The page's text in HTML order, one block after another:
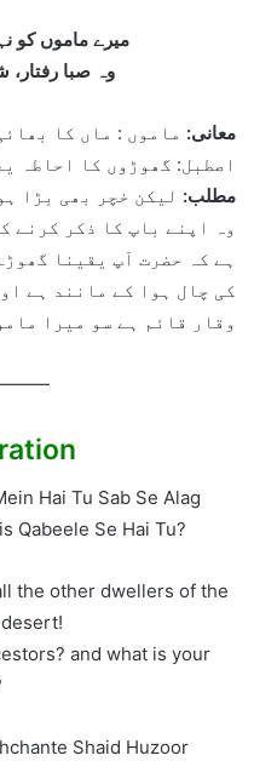
میرے ماموں کو
وہ صبا
معانی: ماموں : ماں کا
اصطبل: گھوڑوں کا احاطہ
مطلب: لیکن خچر بھی بڑا
وہ اپنے باپ کا ذکر کرنے
ہے کہ حضرت آپ یقینا
کی چال ہوا کے مانند ہے
وقار قائم ہے سو میرا
Hai Tu Sab Se Alag
Qabeele Se Hai Tu?
the other dwellers of the
and what is your
Shaid Huzoor